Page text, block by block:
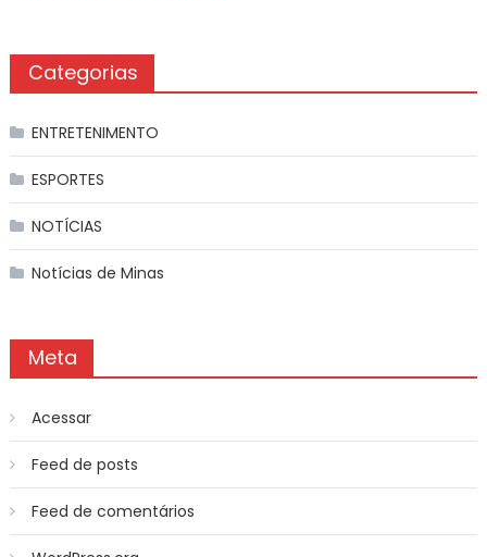
Categorias
ENTRETENIMENTO
ESPORTES
NOTÍCIAS
Notícias de Minas
Meta
Acessar
Feed de posts
Feed de comentários